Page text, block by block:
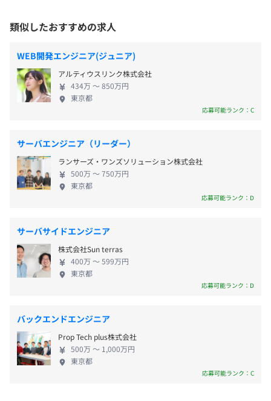
ています
・タスクは1週間に一度の部署会議で決定、進捗報告をお
こなっています
・気軽に相談や意見ができる雰囲気です
◆Web開発
サーバ：レンタルサーバ、自社内オンプレミス
サーバOS：CentOS
Webサーバ：Apache
PHPフレームワーク：独自MVCフレームワーク
IDE：IntelliJ IDEA
バージョン管理：Git、SVN
プロジェクト管理：Redmine
外部の人事評価制度を採用しています。
半期ごとの目標設定、振り返りによる評価をおこなってい
ます。
評価基準が明確のため、昇給もしやすく、実績を出せば昇
禁煙としています。
東京メトロ日比谷線「六本木駅」徒歩5分
・休日：114日
・夏季・冬季休暇：6日
・有給休暇：（10日～）
※有給休暇の取得率は約7割！有給が取りやすい環境で
す。
・通勤手当（会社規定に基づき支給）
・資格手当
・役職手当
・家族手当（配偶者2万円／月、子ども1人1万円／月、3
人目以降は2万円／月）
昇給：年2回
っています。主な業務は基幹システムや自社ECサイ
トの設計・構築業務です。そのほかには、ネットワー
クやファイルサーバの管理があります。少数精鋭のた
め業務範囲が広いですが、幅広い知識と経験を得る
ことができます。また、経営戦略やIT戦略などの上流
に関われるので、ワンランク上のキャリアを目指す
ことができます。 ◆明確なキャリアプラン 3カ月に1
て話し合う機会があります。会社、上司が自分に何を
求めているのかを密に確認することで、効率的なキ
ャリアアップを図る事が可能です。 ◆働きやすい職
場 有給取得率は7割！休暇を取得しやすい環境です。
また固定残業時間を超える残業はありません。 土日
金制度もあり、プライベートも充実させられる環境
です。 【当社の強み】 ◆創業40年。東京／横浜／名
古屋／大阪／神戸／福岡／熊本の一等地に店舗を構
え、この約10年で売り上げは約21倍（18億→277
億）と成長中！ 直近の年度のグループ売上高は約
く店舗間での商品のやり取りなどもおこなうこと
で、機会損失をなくしています。 また、自社で買
い取って店頭に並べるため、適正価格で購入するこ
とができます。 その結果「ゆきざきに来ればいつ
類似したおすすめの求人
WEB開発エンジニア(ジュニア)
アルティウスリンク株式会社
434万 〜 850万円
東京都
応募可能ランク：C
サーバエンジニア（リーダー）
ランサーズ・ワンズソリューション株式会社
500万 〜 750万円
東京都
応募可能ランク：D
サーバサイドエンジニア
株式会社Sun terras
400万 〜 599万円
東京都
応募可能ランク：D
バックエンドエンジニア
Prop Tech plus株式会社
500万 〜 1,000万円
東京都
応募可能ランク：C